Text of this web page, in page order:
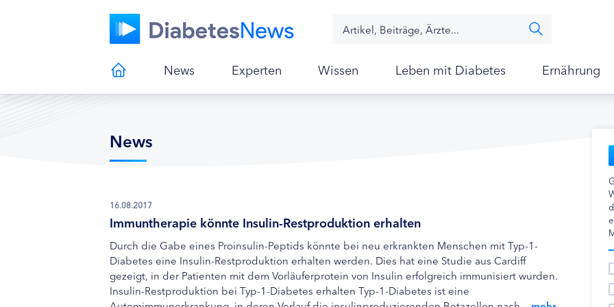
News Experten Wissen Leben mit Diabetes Ernährung
News
16.08.2017
Immuntherapie könnte Insulin-Restproduktion erhalten
Durch die Gabe eines Proinsulin-Peptids könnte bei neu erkrankten Menschen mit Typ-1-
Diabetes eine Insulin-Restproduktion erhalten werden. Dies hat eine Studie aus Cardiff
gezeigt, in der Patienten mit dem Vorläuferprotein von Insulin erfolgreich immunisiert wurden.
Insulin-Restproduktion bei Typ-1-Diabetes erhalten Typ-1-Diabetes ist eine